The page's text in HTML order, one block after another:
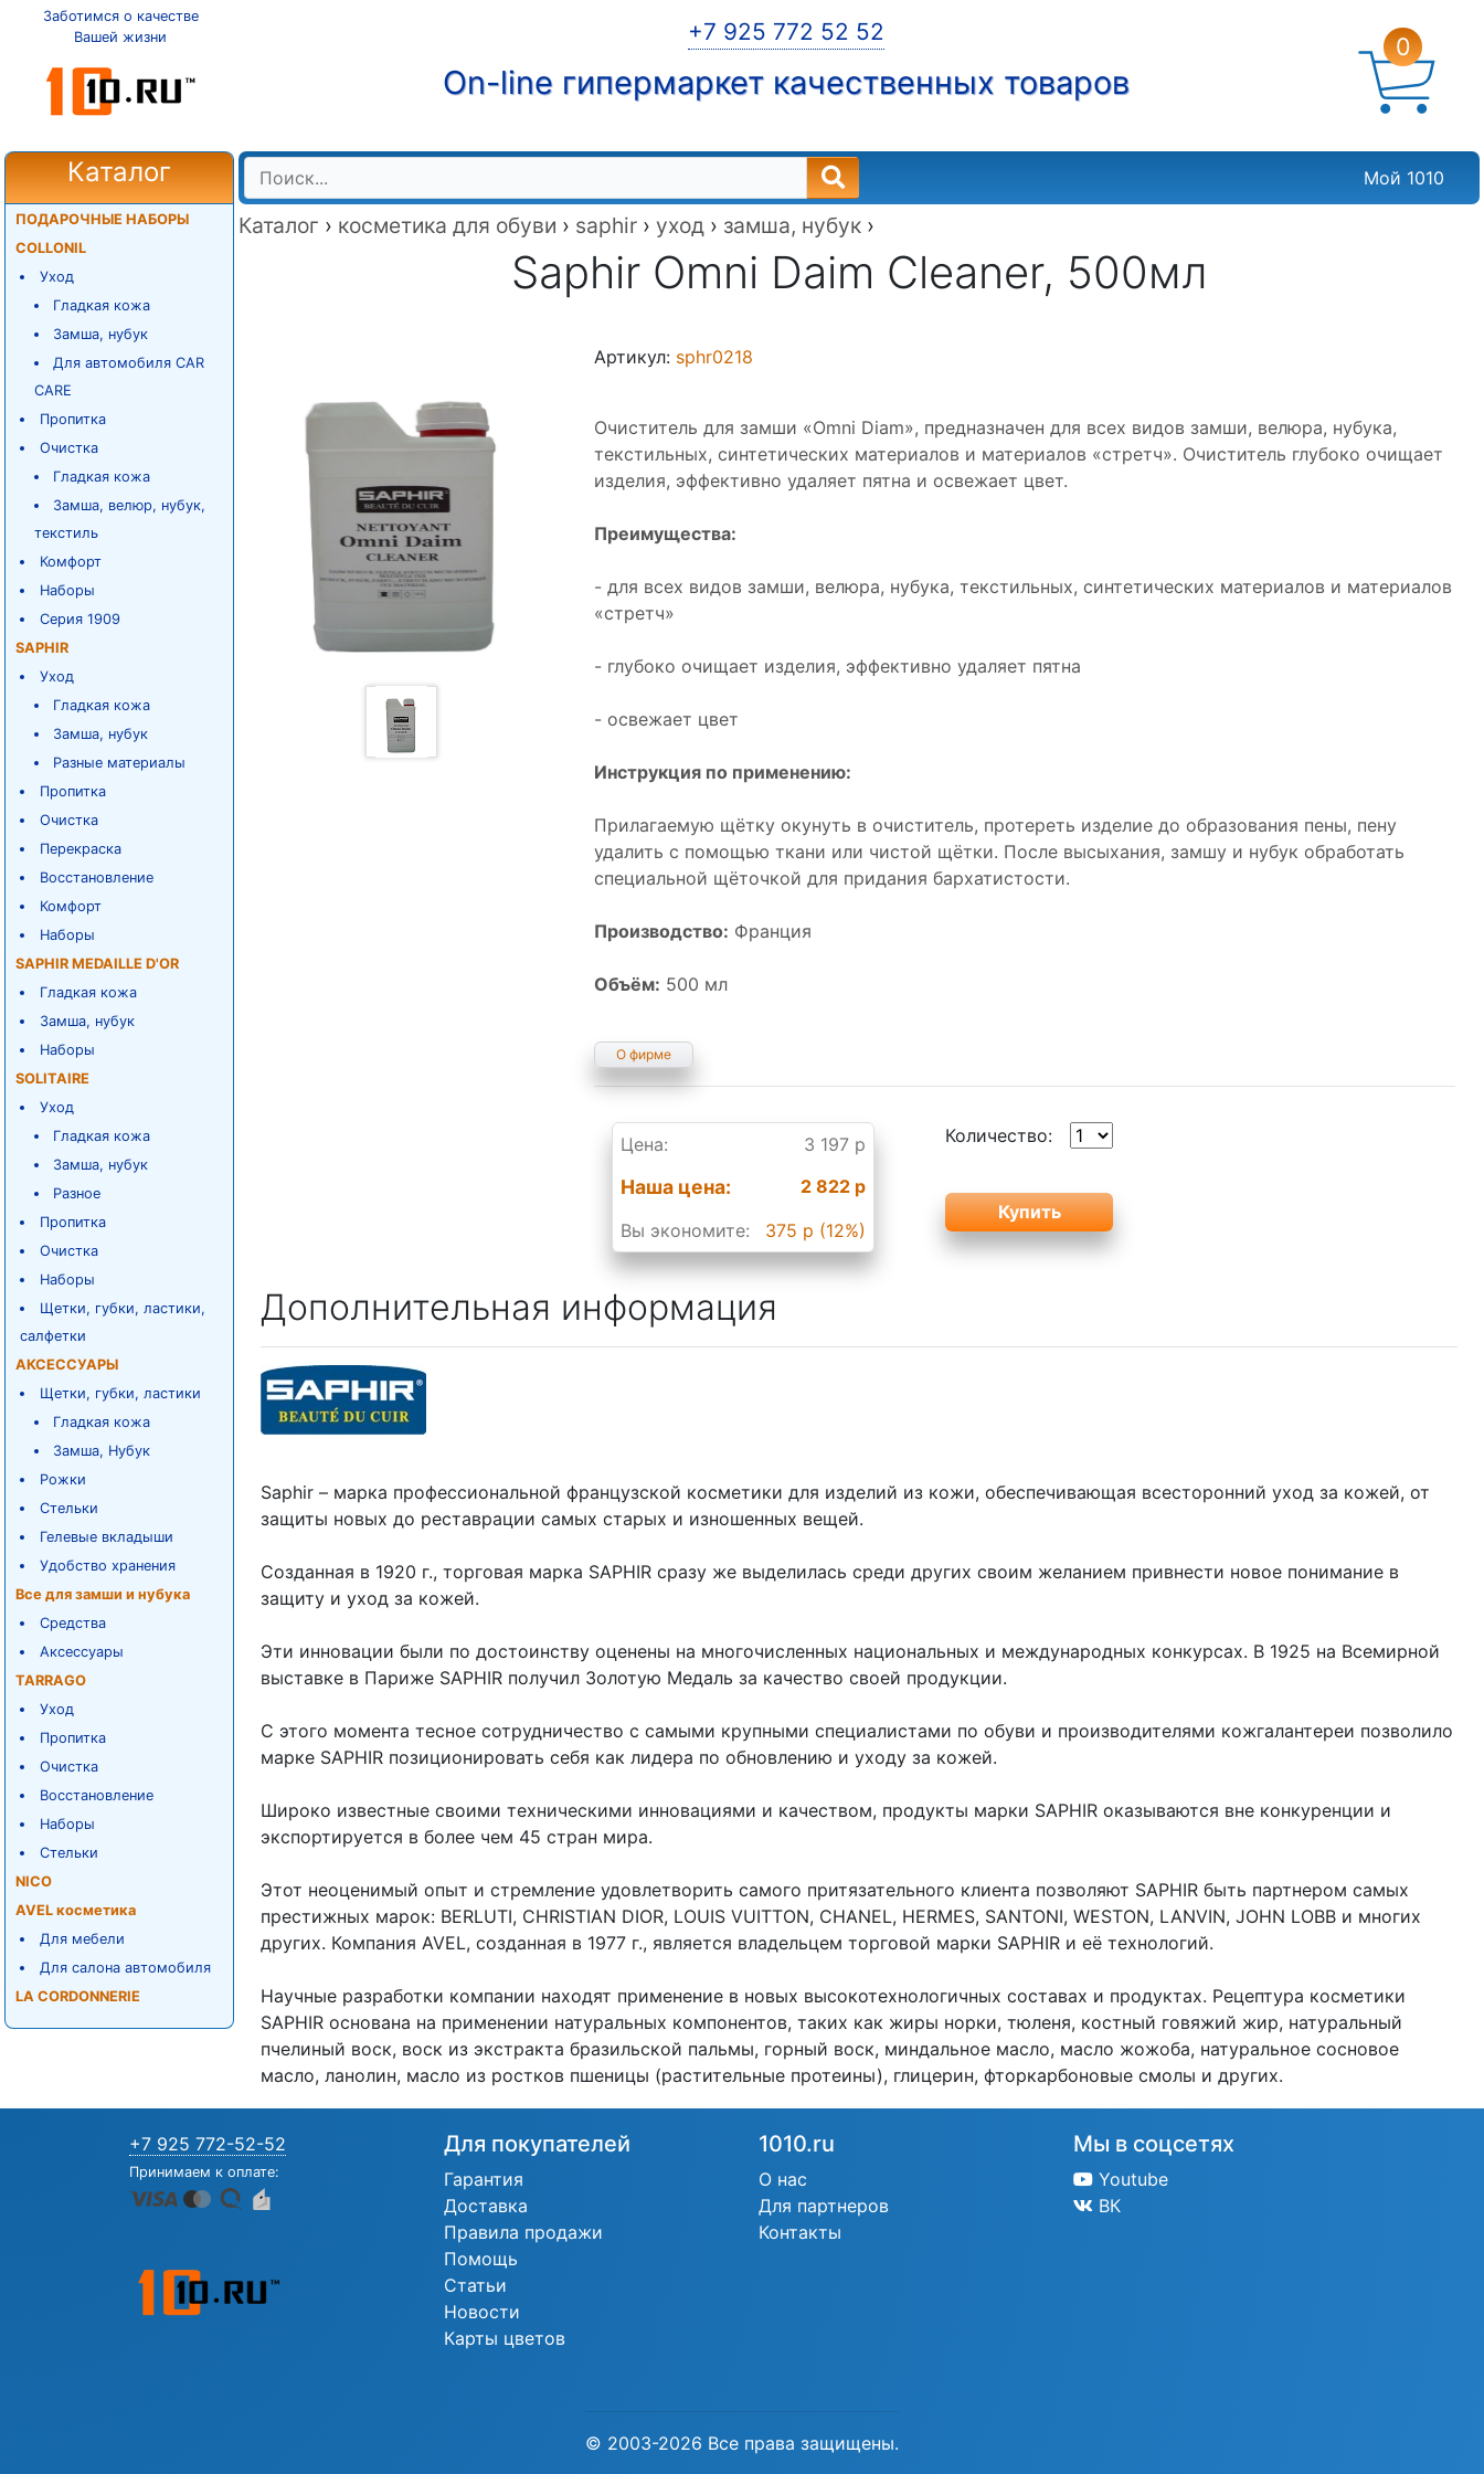
Заботимся о качестве
Вашей жизни
+7 925 772 52 52
On-line гипермаркет качественных товаров
0
Каталог
ПОДАРОЧНЫЕ НАБОРЫ
COLLONIL
Уход
Гладкая кожа
Замша, нубук
Для автомобиля CAR
CARE
Пропитка
Очистка
Гладкая кожа
Замша, велюр, нубук,
текстиль
Комфорт
Наборы
Серия 1909
SAPHIR
Уход
Гладкая кожа
Замша, нубук
Разные материалы
Пропитка
Очистка
Перекраска
Восстановление
Комфорт
Наборы
SAPHIR MEDAILLE D'OR
Гладкая кожа
Замша, нубук
Наборы
SOLITAIRE
Уход
Гладкая кожа
Замша, нубук
Разное
Пропитка
Очистка
Наборы
Щетки, губки, ластики,
салфетки
АКСЕССУАРЫ
Щетки, губки, ластики
Гладкая кожа
Замша, Нубук
Рожки
Стельки
Гелевые вкладыши
Удобство хранения
Все для замши и нубука
Средства
Аксессуары
TARRAGO
Уход
Пропитка
Очистка
Восстановление
Наборы
Стельки
NICO
AVEL косметика
Для мебели
Для салона автомобиля
LA CORDONNERIE
Мой 1010
Каталог › косметика для обуви › saphir › уход › замша, нубук ›
Saphir Omni Daim Cleaner, 500мл
Артикул: sphr0218
Очиститель для замши «Omni Diam», предназначен для всех видов замши, велюра, нубука,
текстильных, синтетических материалов и материалов «стретч». Очиститель глубоко очищает
изделия, эффективно удаляет пятна и освежает цвет.
Преимущества:
- для всех видов замши, велюра, нубука, текстильных, синтетических материалов и материалов
«стретч»
- глубоко очищает изделия, эффективно удаляет пятна
- освежает цвет
Инструкция по применению:
Прилагаемую щётку окунуть в очиститель, протереть изделие до образования пены, пену
удалить с помощью ткани или чистой щётки. После высыхания, замшу и нубук обработать
специальной щёточкой для придания бархатистости.
Производство: Франция
Объём: 500 мл
О фирме
Цена: 3 197 р
Наша цена:
2 822 р
Вы экономите:
375 р (12%)
Количество:
Дополнительная информация
Saphir – марка профессиональной французской косметики для изделий из кожи, обеспечивающая всесторонний уход за кожей, от
защиты новых до реставрации самых старых и изношенных вещей.
Созданная в 1920 г., торговая марка SAPHIR сразу же выделилась среди других своим желанием привнести новое понимание в
защиту и уход за кожей.
Эти инновации были по достоинству оценены на многочисленных национальных и международных конкурсах. В 1925 на Всемирной
выставке в Париже SAPHIR получил Золотую Медаль за качество своей продукции.
С этого момента тесное сотрудничество с самыми крупными специалистами по обуви и производителями кожгалантереи позволило
марке SAPHIR позиционировать себя как лидера по обновлению и уходу за кожей.
Широко известные своими техническими инновациями и качеством, продукты марки SAPHIR оказываются вне конкуренции и
экспортируется в более чем 45 стран мира.
Этот неоценимый опыт и стремление удовлетворить самого притязательного клиента позволяют SAPHIR быть партнером самых
престижных марок: BERLUTI, CHRISTIAN DIOR, LOUIS VUITTON, CHANEL, HERMES, SANTONI, WESTON, LANVIN, JOHN LOBB и многих
других. Компания AVEL, созданная в 1977 г., является владельцем торговой марки SAPHIR и её технологий.
Научные разработки компании находят применение в новых высокотехнологичных составах и продуктах. Рецептура косметики
SAPHIR основана на применении натуральных компонентов, таких как жиры норки, тюленя, костный говяжий жир, натуральный
пчелиный воск, воск из экстракта бразильской пальмы, горный воск, миндальное масло, масло жожоба, натуральное сосновое
масло, ланолин, масло из ростков пшеницы (растительные протеины), глицерин, фторкарбоновые смолы и других.
+7 925 772-52-52
Принимаем к оплате:
Для покупателей
Гарантия
Доставка
Правила продажи
Помощь
Статьи
Новости
Карты цветов
1010.ru
О нас
Для партнеров
Контакты
Мы в соцсетях
Youtube
ВК
© 2003-2026 Все права защищены.